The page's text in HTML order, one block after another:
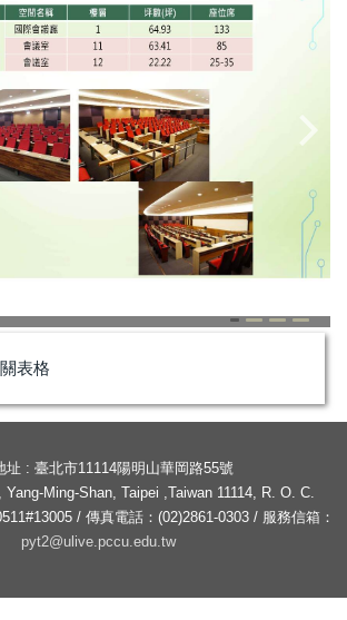
表格
址 : 臺北市11114陽明山華岡路55號
Ming-Shan, Taipei ,Taiwan 11114, R. O. C.
/ 傳真電話：(02)2861-0303 / 服務信箱：
pyt2@ulive.pccu.edu.tw